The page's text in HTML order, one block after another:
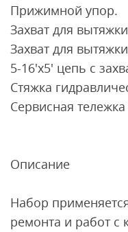
Прижимной упор.
Захват для
Захват для
5-16'х5' цепь с
Стяжка
Сервисная
Описание
Набор
ремонта и работ с